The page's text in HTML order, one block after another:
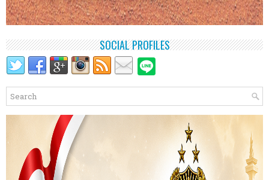
SOCIAL PROFILES